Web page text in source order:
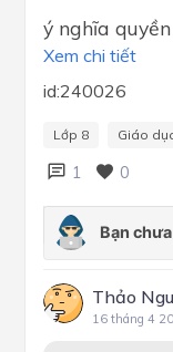
ý nghĩa quyền
Xem chi tiết
id:240026
Lớp 8 Giáo
1 0
Thảo
16 tháng 4